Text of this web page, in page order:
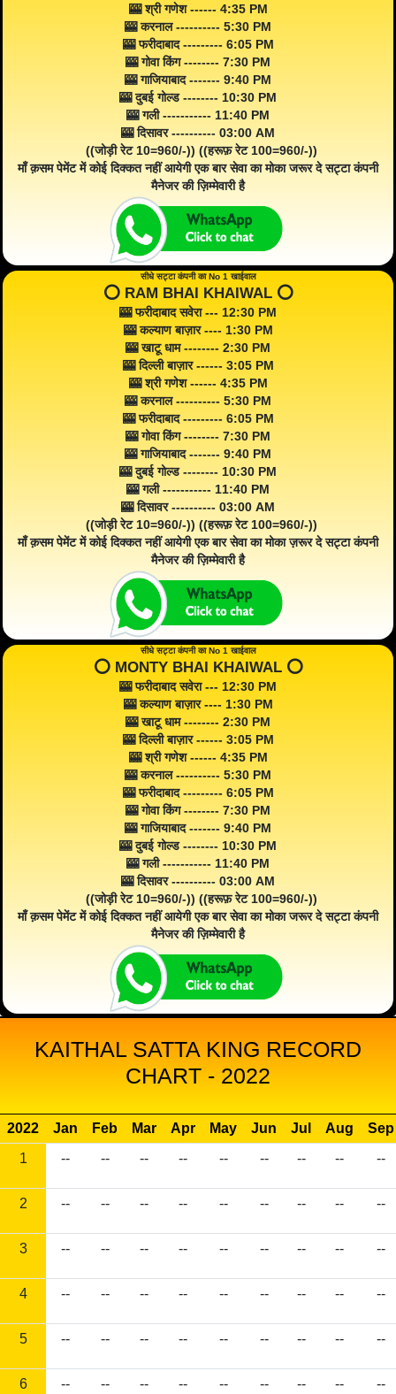
🎰 श्री गणेश ------ 4:35 PM
🎰 करनाल ---------- 5:30 PM
🎰 फरीदाबाद --------- 6:05 PM
🎰 गोवा किंग -------- 7:30 PM
🎰 गाजियाबाद ------- 9:40 PM
🎰 दुबई गोल्ड -------- 10:30 PM
🎰 गली ----------- 11:40 PM
🎰 दिसावर ---------- 03:00 AM
((जोड़ी रेट 10=960/-)) ((हरूफ़ रेट 100=960/-))
माँ क़सम पेमेंट में कोई दिक्कत नहीं आयेगी एक बार सेवा का मोका जरूर दे सट्टा कंपनी
मैनेजर की ज़िम्मेवारी है
सीधे सट्टा कंपनी का No 1 खाईवाल
⭕️ RAM BHAI KHAIWAL ⭕️
🎰 फरीदाबाद सवेरा --- 12:30 PM
🎰 कल्याण बाज़ार ---- 1:30 PM
🎰 खाटू धाम -------- 2:30 PM
🎰 दिल्ली बाज़ार ------ 3:05 PM
🎰 श्री गणेश ------ 4:35 PM
🎰 करनाल ---------- 5:30 PM
🎰 फरीदाबाद --------- 6:05 PM
🎰 गोवा किंग -------- 7:30 PM
🎰 गाजियाबाद ------- 9:40 PM
🎰 दुबई गोल्ड -------- 10:30 PM
🎰 गली ----------- 11:40 PM
🎰 दिसावर ---------- 03:00 AM
((जोड़ी रेट 10=960/-)) ((हरूफ़ रेट 100=960/-))
माँ क़सम पेमेंट में कोई दिक्कत नहीं आयेगी एक बार सेवा का मोका ज़रूर दे सट्टा कंपनी
मैनेजर की ज़िम्मेवारी है
सीधे सट्टा कंपनी का No 1 खाईवाल
⭕️ MONTY BHAI KHAIWAL ⭕️
🎰 फरीदाबाद सवेरा --- 12:30 PM
🎰 कल्याण बाज़ार ---- 1:30 PM
🎰 खाटू धाम -------- 2:30 PM
🎰 दिल्ली बाज़ार ------ 3:05 PM
🎰 श्री गणेश ------ 4:35 PM
🎰 करनाल ---------- 5:30 PM
🎰 फरीदाबाद --------- 6:05 PM
🎰 गोवा किंग -------- 7:30 PM
🎰 गाजियाबाद ------- 9:40 PM
🎰 दुबई गोल्ड -------- 10:30 PM
🎰 गली ----------- 11:40 PM
🎰 दिसावर ---------- 03:00 AM
((जोड़ी रेट 10=960/-)) ((हरूफ़ रेट 100=960/-))
माँ क़सम पेमेंट में कोई दिक्कत नहीं आयेगी एक बार सेवा का मोका जरूर दे सट्टा कंपनी
मैनेजर की ज़िम्मेवारी है
KAITHAL SATTA KING RECORD
CHART - 2022
2022 Jan Feb Mar Apr May Jun Jul Aug
Sep
1
-- -- -- -- -- -- -- -- --
2 -- -- -- -- -- -- -- -- --
3 -- -- -- -- -- -- -- -- --
4 -- -- -- -- -- -- -- -- --
5 -- -- -- -- -- -- -- -- --
6 -- -- -- -- -- -- -- -- --